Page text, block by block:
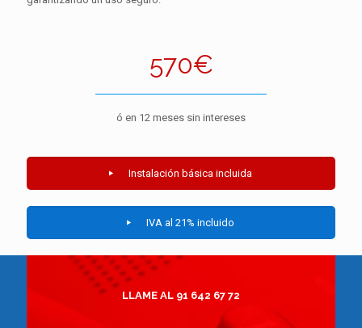
570€
ó en 12 meses sin intereses
Instalación básica incluida
IVA al 21% incluido
LLAME AL 91 642 67 72